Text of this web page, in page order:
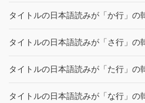
タイトルの日本語読みが「か行」の
タイトルの日本語読みが「さ行」の
タイトルの日本語読みが「た行」の
タイトルの日本語読みが「な行」の